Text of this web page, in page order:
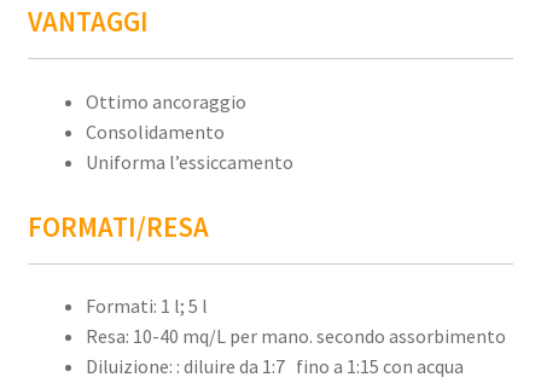
VANTAGGI
Ottimo ancoraggio
Consolidamento
Uniforma l’essiccamento
FORMATI/RESA
Formati: 1 l; 5 l
Resa: 10-40 mq/L per mano. secondo assorbimento
Diluizione: : diluire da 1:7 fino a 1:15 con acqua